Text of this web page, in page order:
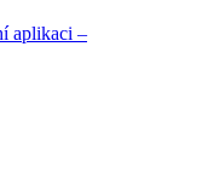
aplikaci –